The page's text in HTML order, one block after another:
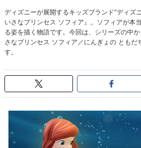
ディズニーが展開するキッズブランド”ディズ
いさなプリンセス ソフィア』。ソフィアが本
る姿を描く物語です。今回は、シリーズの中
さなプリンセス ソフィア／にんぎょの ともだ
す。